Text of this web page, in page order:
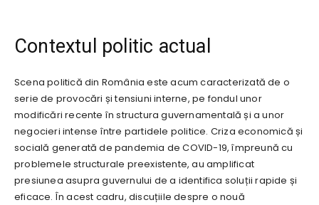
Contextul politic actual
Scena politică din România este acum caracterizată de o
serie de provocări și tensiuni interne, pe fondul unor
modificări recente în structura guvernamentală și a unor
negocieri intense între partidele politice. Criza economică și
socială generată de pandemia de COVID-19, împreună cu
problemele structurale preexistente, au amplificat
presiunea asupra guvernului de a identifica soluții rapide și
eficace. În acest cadru, discuțiile despre o nouă